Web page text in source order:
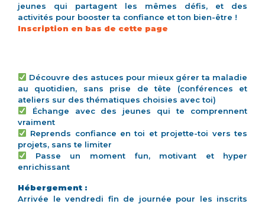
jeunes qui partagent les mêmes défis, et des
activités pour booster ta confiance et ton bien-être !
Inscription en bas de cette page
Découvre des astuces pour mieux gérer ta maladie
au quotidien, sans prise de tête (conférences et
ateliers sur des thématiques choisies avec toi)
Échange avec des jeunes qui te comprennent
vraiment
Reprends confiance en toi et projette-toi vers tes
projets, sans te limiter
Passe un moment fun, motivant et hyper
enrichissant
Hébergement :
Arrivée le vendredi fin de journée pour les inscrits